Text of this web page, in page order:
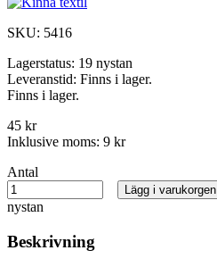
SKU: 5416
Lagerstatus: 19 nystan
Leveranstid: Finns i lager.
Finns i lager.
45 kr
Inklusive moms: 9 kr
Antal
nystan
Lägg i varukorgen
Beskrivning